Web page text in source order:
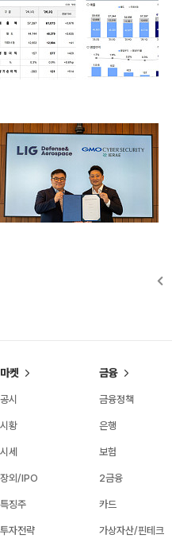
마켓
공시
시황
시세
장외/IPO
특징주
투자전략
금융
금융정책
은행
보험
2금융
카드
가상자산/핀테크